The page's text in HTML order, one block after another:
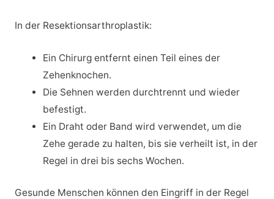
In der Resektionsarthroplastik:
Ein Chirurg entfernt einen Teil eines der
Zehenknochen.
Die Sehnen werden durchtrennt und wieder
befestigt.
Ein Draht oder Band wird verwendet, um die
Zehe gerade zu halten, bis sie verheilt ist, in der
Regel in drei bis sechs Wochen.
Gesunde Menschen können den Eingriff in der Regel